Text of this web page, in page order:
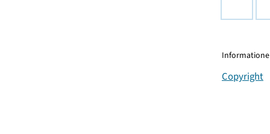
Copyright